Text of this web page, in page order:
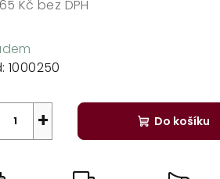
Kč bez DPH
1000250
+ Do košíku